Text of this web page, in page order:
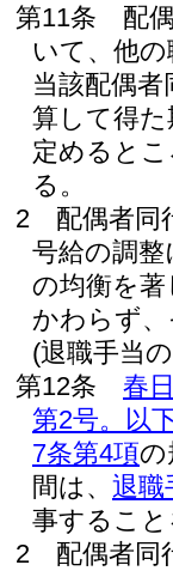
第11条
配
いて、他
当該配偶
算して得
定めると
る。
2
配偶者同
号給の調
の均衡を
かわらず
(退職手当
第12条
春
第2号。以
7条第4項の
間は、 退職
事するこ
2
配偶者同